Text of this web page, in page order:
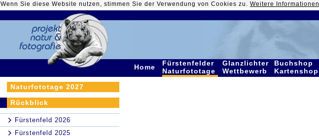
Wenn Sie diese Website nutzen, stimmen Sie der Verwendung von Cookies zu. Weitere Informationen
Home
Fürstenfelder
Naturfototage
Glanzlichter
Wettbewerb
Buchshop
Kartenshop
Naturfototage 2027
Rückblick
Fürstenfeld 2026
Fürstenfeld 2025